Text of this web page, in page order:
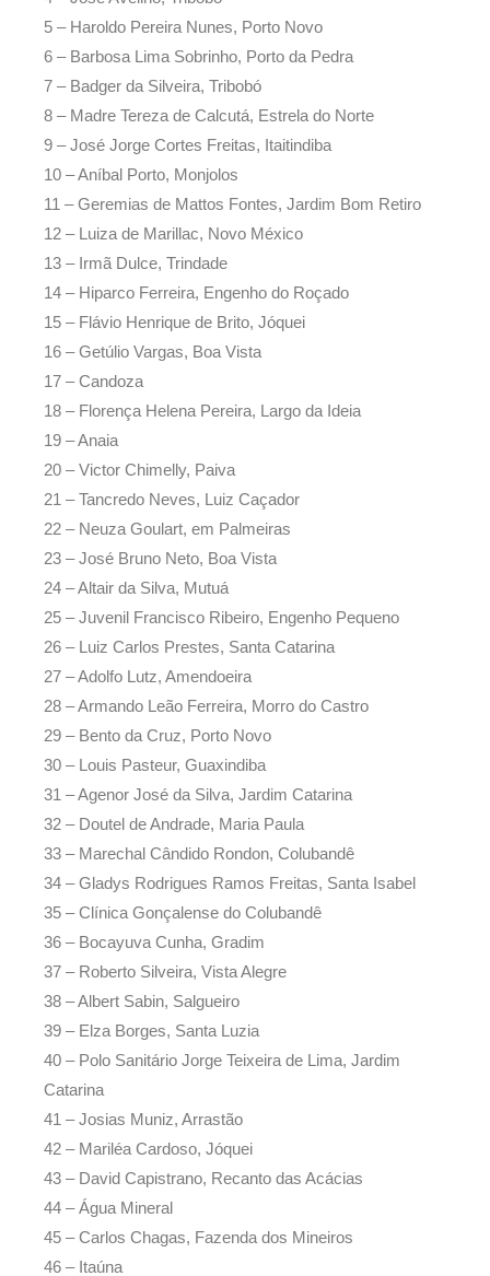
5 – Haroldo Pereira Nunes, Porto Novo
6 – Barbosa Lima Sobrinho, Porto da Pedra
7 – Badger da Silveira, Tribobó
8 – Madre Tereza de Calcutá, Estrela do Norte
9 – José Jorge Cortes Freitas, Itaitindiba
10 – Aníbal Porto, Monjolos
11 – Geremias de Mattos Fontes, Jardim Bom Retiro
12 – Luiza de Marillac, Novo México
13 – Irmã Dulce, Trindade
14 – Hiparco Ferreira, Engenho do Roçado
15 – Flávio Henrique de Brito, Jóquei
16 – Getúlio Vargas, Boa Vista
17 – Candoza
18 – Florença Helena Pereira, Largo da Ideia
19 – Anaia
20 – Victor Chimelly, Paiva
21 – Tancredo Neves, Luiz Caçador
22 – Neuza Goulart, em Palmeiras
23 – José Bruno Neto, Boa Vista
24 – Altair da Silva, Mutuá
25 – Juvenil Francisco Ribeiro, Engenho Pequeno
26 – Luiz Carlos Prestes, Santa Catarina
27 – Adolfo Lutz, Amendoeira
28 – Armando Leão Ferreira, Morro do Castro
29 – Bento da Cruz, Porto Novo
30 – Louis Pasteur, Guaxindiba
31 – Agenor José da Silva, Jardim Catarina
32 – Doutel de Andrade, Maria Paula
33 – Marechal Cândido Rondon, Colubandê
34 – Gladys Rodrigues Ramos Freitas, Santa Isabel
35 – Clínica Gonçalense do Colubandê
36 – Bocayuva Cunha, Gradim
37 – Roberto Silveira, Vista Alegre
38 – Albert Sabin, Salgueiro
39 – Elza Borges, Santa Luzia
40 – Polo Sanitário Jorge Teixeira de Lima, Jardim
Catarina
41 – Josias Muniz, Arrastão
42 – Mariléa Cardoso, Jóquei
43 – David Capistrano, Recanto das Acácias
44 – Água Mineral
45 – Carlos Chagas, Fazenda dos Mineiros
46 – Itaúna